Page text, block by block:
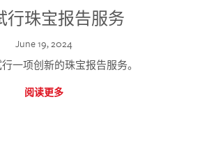
行珠宝报告服务
June 19, 2024
一项创新的珠宝报告服务。
阅读更多